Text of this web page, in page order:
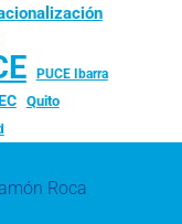
PUCE Ibarra
Quito
Roca